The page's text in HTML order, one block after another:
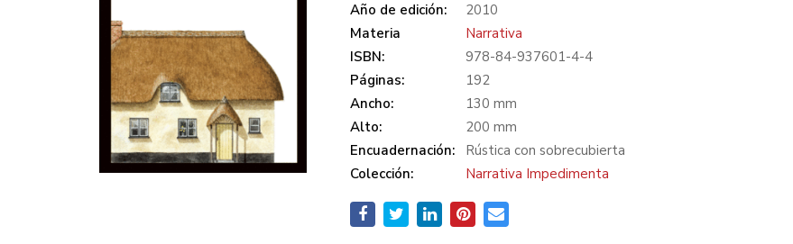
Año de edición:
2010
Materia
Narrativa
ISBN:
978-84-937601-4-4
Páginas:
192
Ancho:
130 mm
Alto:
200 mm
Encuadernación:
Rústica con sobrecubierta
Colección:
Narrativa Impedimenta